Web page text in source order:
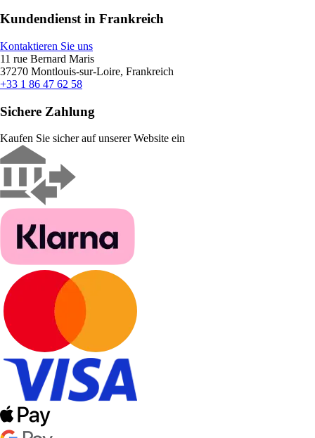
Kundendienst in Frankreich
Kontaktieren Sie uns
11 rue Bernard Maris
37270 Montlouis-sur-Loire, Frankreich
+33 1 86 47 62 58
Sichere Zahlung
Kaufen Sie sicher auf unserer Website ein